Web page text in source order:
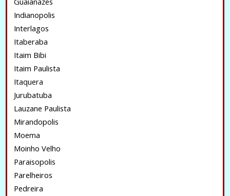
Indianopolis
Interlagos
Itaberaba
Itaim Bibi
Itaim Paulista
Itaquera
Jurubatuba
Lauzane Paulista
Mirandopolis
Moema
Moinho Velho
Paraisopolis
Parelheiros
Pedreira